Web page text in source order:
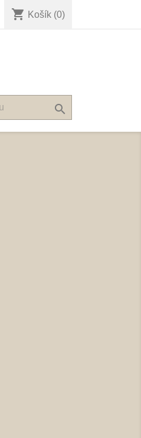
shopping_cart Košík (0)
